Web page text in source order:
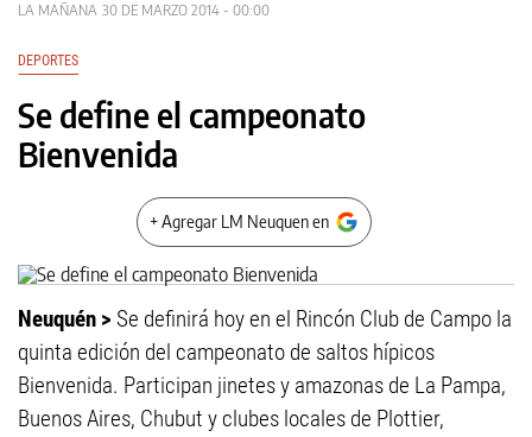
LA MAÑANA 30 DE MARZO 2014 - 00:00
DEPORTES
Se define el campeonato
Bienvenida
+ Agregar LM Neuquen en
Neuquén > Se definirá hoy en el Rincón Club de Campo la
quinta edición del campeonato de saltos hípicos
Bienvenida. Participan jinetes y amazonas de La Pampa,
Buenos Aires, Chubut y clubes locales de Plottier,